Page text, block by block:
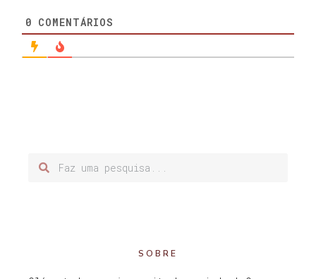
0 COMENTÁRIOS
SOBRE